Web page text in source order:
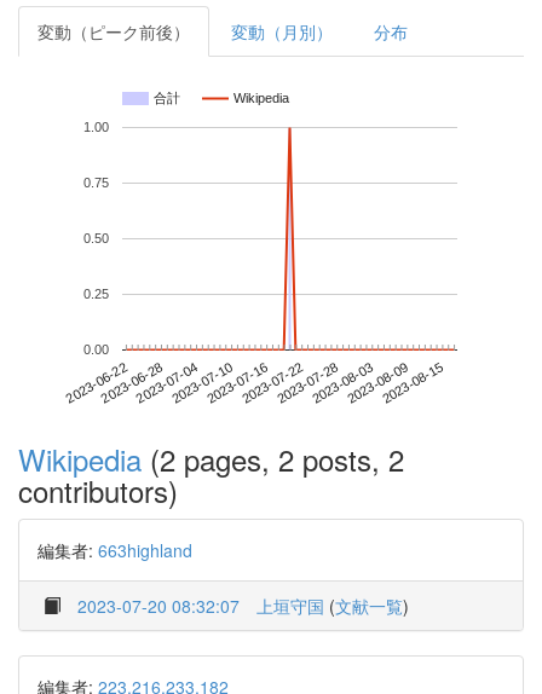
変動（ピーク前後） 変動（月別） 分布
合計 Wikipedia
2023-06-222023-06-282023-07-042023-07-102023-07-162023-07-222023-07-282023-08-032023-08-092023-08-15
0.00
0.25
0.50
0.75
1.00
Wikipedia (2 pages, 2 posts, 2
contributors)
編集者: 663highland
2023-07-20 08:32:07 上垣守国 (文献一覧)
編集者: 223.216.233.182